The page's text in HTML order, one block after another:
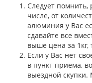
Следует помнить,
числе, от
алюминия у Вас
сдавайте все
выше цена за 1кг,
Если у Вас нет
в пункт приема,
выездной